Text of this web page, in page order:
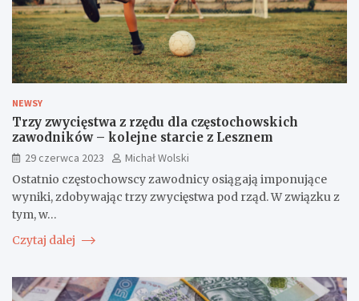
NEWSY
Trzy zwycięstwa z rzędu dla częstochowskich
zawodników – kolejne starcie z Lesznem
29 czerwca 2023
Michał Wolski
Ostatnio częstochowscy zawodnicy osiągają imponujące
wyniki, zdobywając trzy zwycięstwa pod rząd. W związku z
tym, w…
Czytaj dalej